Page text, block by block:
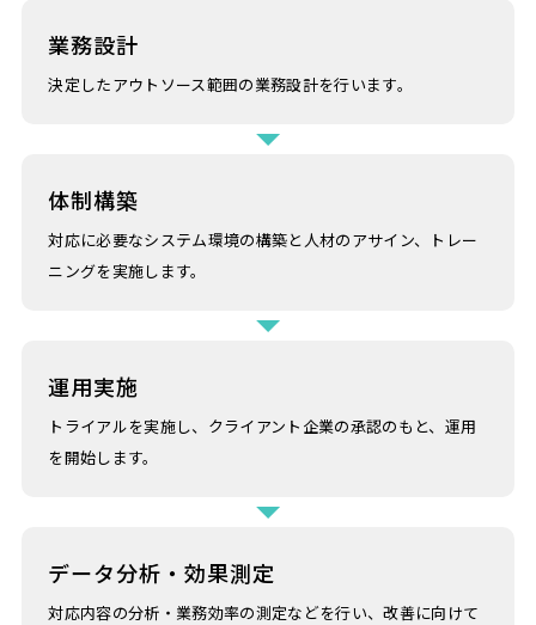
業務設計
決定したアウトソース範囲の業務設計を行います。
体制構築
対応に必要なシステム環境の構築と人材のアサイン、トレー
ニングを実施します。
運用実施
トライアルを実施し、クライアント企業の承認のもと、運用
を開始します。
データ分析・効果測定
対応内容の分析・業務効率の測定などを行い、改善に向けて